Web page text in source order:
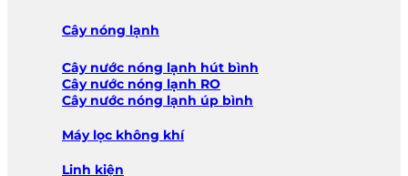
Cây nóng lạnh
Cây nước nóng lạnh hút bình
Cây nước nóng lạnh RO
Cây nước nóng lạnh úp bình
Máy lọc không khí
Linh kiện